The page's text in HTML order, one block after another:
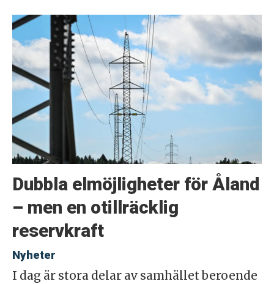
Dubbla elmöjligheter för Åland
– men en otillräcklig
reservkraft
Nyheter
I dag är stora delar av samhället beroende